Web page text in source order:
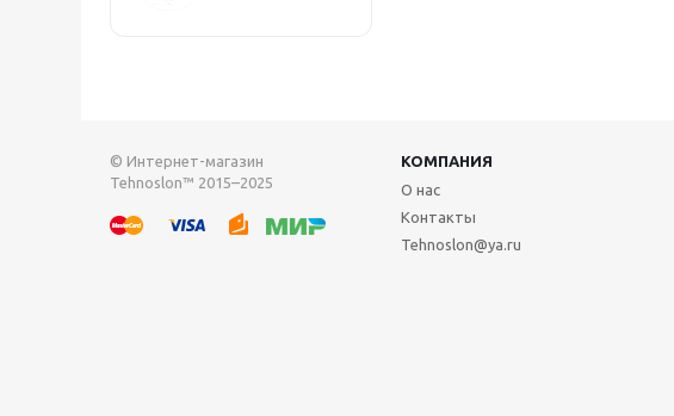
© Интернет-магазин
Tehnoslon™ 2015–2025
КОМПАНИЯ
О нас
Контакты
Tehnoslon@ya.ru